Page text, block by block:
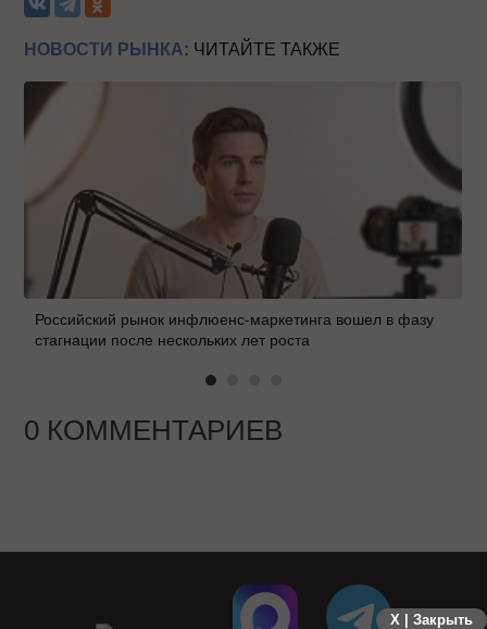
НОВОСТИ РЫНКА: ЧИТАЙТЕ ТАКЖЕ
Российский рынок инфлюенс-маркетинга вошел в фазу
стагнации после нескольких лет роста
0 КОММЕНТАРИЕВ
X | Закрыть